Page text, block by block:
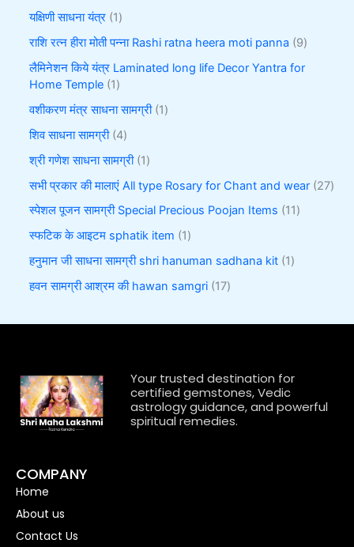
यक्षिणी साधना यंत्र 1
राशि रत्न हीरा मोती पन्ना Rashi ratna heera moti panna 9
लैमिनेशन किये यंत्र Laminated long life Decor Yantra for
Home Temple 1
वशीकरण मंत्र साधना सामग्री 1
शिव साधना सामग्री 4
श्री गणेश साधना सामग्री 1
सभी प्रकार की मालाएं All type Rosary for Chant and wear 27
स्पेशल पूजन सामग्री Special Precious Poojan Items 11
स्फटिक के आइटम sphatik item 1
हनुमान जी साधना सामग्री shri hanuman sadhana kit 1
हवन सामग्री आश्रम की hawan samgri 17
Your trusted destination for
certified gemstones, Vedic
astrology guidance, and powerful
spiritual remedies.
COMPANY
Home
About us
Contact Us